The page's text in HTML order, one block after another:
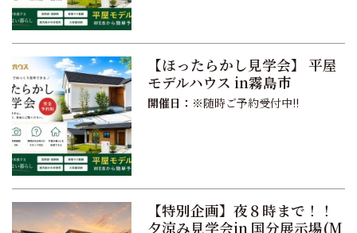
【ほったらかし見学会】 平屋
モデルハウス in霧島市
開催日： ※随時ご予約受付中!!
【特別企画】夜８時まで！！
夕涼み見学会in 国分展示場(M